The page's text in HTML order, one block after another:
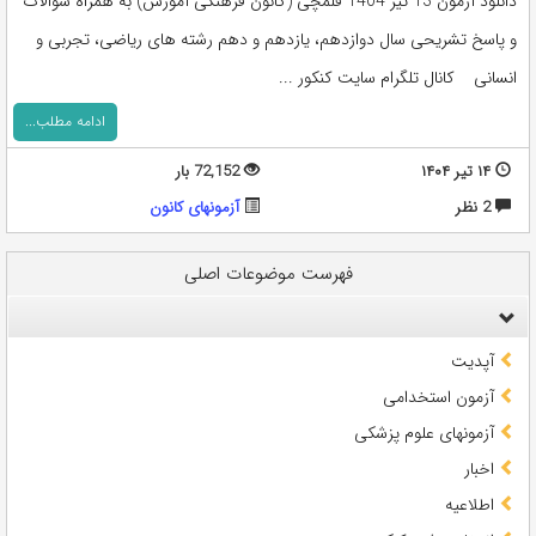
و پاسخ تشریحی سال دوازدهم، یازدهم و دهم رشته های ریاضی، تجربی و
انسانی کانال تلگرام سایت کنکور ...
ادامه مطلب...
۱۴ تیر ۱۴۰۴
72,152 بار
2 نظر
آزمونهای کانون
فهرست موضوعات اصلی
آپدیت
آزمون استخدامی
آزمونهای علوم پزشکی
اخبار
اطلاعیه